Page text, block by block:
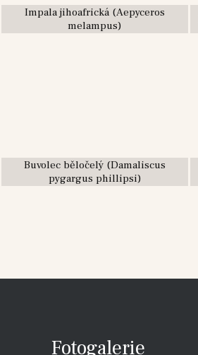
Impala jihoafrická (Aepyceros
melampus)
Buvolec běločelý (Damaliscus
pygargus phillipsi)
Fotogalerie